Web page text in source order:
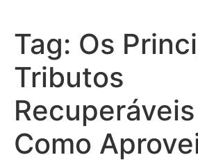
Tag: Os
Tributos
Como